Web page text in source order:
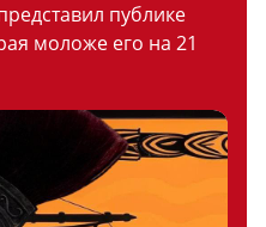
публике
моложе его на 21